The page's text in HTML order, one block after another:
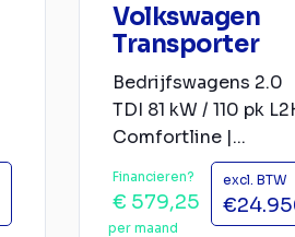
Volkswagen
Transporter
Bedrijfswagens 2.0
TDI 81 kW / 110 pk
Comfortline |...
Financieren?
€ 579,25
per maand
excl. BTW